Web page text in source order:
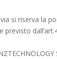
si riserva la